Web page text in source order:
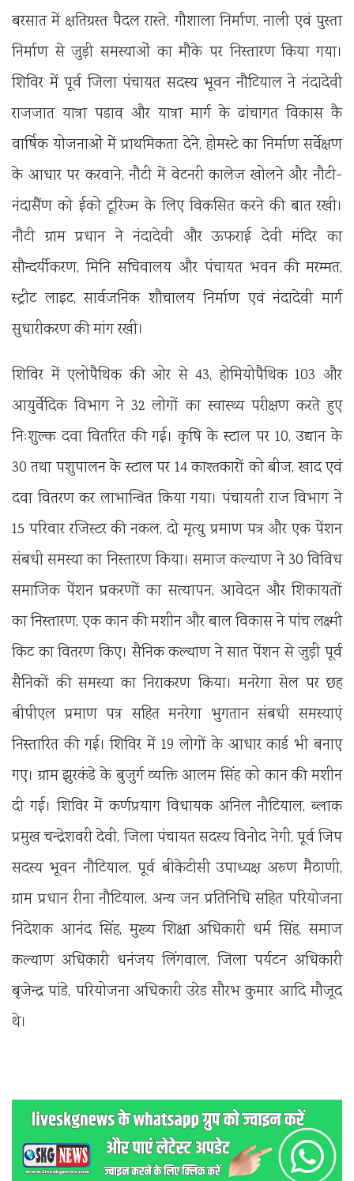
बरसात में क्षतिग्रस्त पैदल रास्ते, गौशाला निर्माण, नाली एवं पुस्ता
निर्माण से जुड़ी समस्याओं का मौके पर निस्तारण किया गया।
शिविर में पूर्व जिला पंचायत सदस्य भूवन नौटियाल ने नंदादेवी
राजजात यात्रा पडाव और यात्रा मार्ग के ढांचागत विकास कै
वार्षिक योजनाओं में प्राथमिकता देने, होमस्टे का निर्माण सर्वेक्षण
के आधार पर करवाने, नौटी में वेटनरी कालेज खोलने और नौटी-
नंदासैंण को ईको टूरिज्म के लिए विकसित करने की बात रखी।
नौटी ग्राम प्रधान ने नंदादेवी और ऊफराई देवी मंदिर का
सौन्दर्यीकरण, मिनि सचिवालय और पंचायत भवन की मरम्मत,
स्ट्रीट लाइट, सार्वजनिक शौचालय निर्माण एवं नंदादेवी मार्ग
सुधारीकरण की मांग रखी।
शिविर में एलोपैथिक की ओर से 43, होमियोपैथिक 103 और
आयुर्वेदिक विभाग ने 32 लोगों का स्वास्थ्य परीक्षण करते हुए
निःशुल्क दवा वितरित की गई। कृषि के स्टाल पर 10, उद्यान के
30 तथा पशुपालन के स्टाल पर 14 काश्तकारों को बीज, खाद एवं
दवा वितरण कर लाभान्वित किया गया। पंचायती राज विभाग ने
15 परिवार रजिस्टर की नकल, दो मृत्यु प्रमाण पत्र और एक पेंशन
संबधी समस्या का निस्तारण किया। समाज कल्याण ने 30 विविध
समाजिक पेंशन प्रकरणों का सत्यापन, आवेदन और शिकायतों
का निस्तारण, एक कान की मशीन और बाल विकास ने पांच लक्ष्मी
किट का वितरण किए। सैनिक कल्याण ने सात पेंशन से जुड़ी पूर्व
सैनिकों की समस्या का निराकरण किया। मनरेगा सेल पर छह
बीपीएल प्रमाण पत्र सहित मनरेगा भुगतान संबधी समस्याएं
निस्तारित की गई। शिविर में 19 लोगों के आधार कार्ड भी बनाए
गए। ग्राम झुरकंडे के बुजुर्ग व्यक्ति आलम सिंह को कान की मशीन
दी गई। शिविर में कर्णप्रयाग विधायक अनिल नौटियाल, ब्लाक
प्रमुख चन्द्रेशवरी देवी, जिला पंचायत सदस्य विनोद नेगी, पूर्व जिप
सदस्य भूवन नौटियाल, पूर्व बीकेटीसी उपाध्यक्ष अरुण मैठाणी,
ग्राम प्रधान रीना नौटियाल, अन्य जन प्रतिनिधि सहित परियोजना
निदेशक आनंद सिंह, मुख्य शिक्षा अधिकारी धर्म सिंह, समाज
कल्याण अधिकारी धनंजय लिंगवाल, जिला पर्यटन अधिकारी
बृजेन्द्र पांडे, परियोजना अधिकारी उरेड सौरभ कुमार आदि मौजूद
थे।